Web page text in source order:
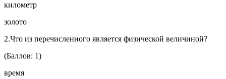
километр
золото
2.Что из перечисленного является физической величиной?
(Баллов: 1)
время